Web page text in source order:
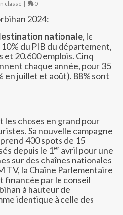
classé | 0
2024:
nationale, le
du PIB du département,
et 20.600 emplois. Cinq
chaque année, pour 35
en juillet et août). 88% sont
les choses en grand pour
Sa nouvelle campagne
400 spots de 15
depuis le 1er avril pour une
sur des chaînes nationales
TV, la Chaîne Parlementaire
financée par le conseil
à hauteur de
identique à celle des